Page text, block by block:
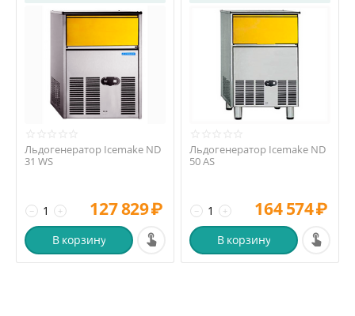
Льдогенератор Icemake ND
31 WS
+
− 127 829₽
В корзину
Льдогенератор Icemake ND
50 AS
+
− 164 574₽
В корзину